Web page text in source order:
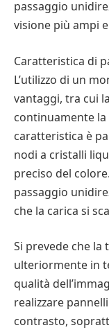
passaggio
visione più ampi
Caratteristica di
L’utilizzo di un
vantaggi, tra cui
continuamente
caratteristica è
nodi a cristalli
preciso del
passaggio
che la carica si
Si prevede che la
ulteriormente in
qualità
realizzare
contrasto,